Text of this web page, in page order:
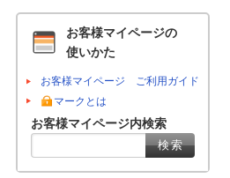
お客様マイページの
使いかた
お客様マイページ ご利用ガイド
マークとは
お客様マイページ内検索